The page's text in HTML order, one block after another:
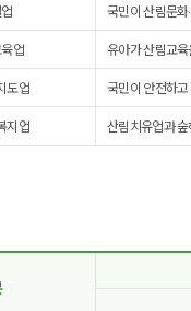
국민이 산림문
업
유아가 산림교
도업
국민이 안전하
지업
산림치유업과